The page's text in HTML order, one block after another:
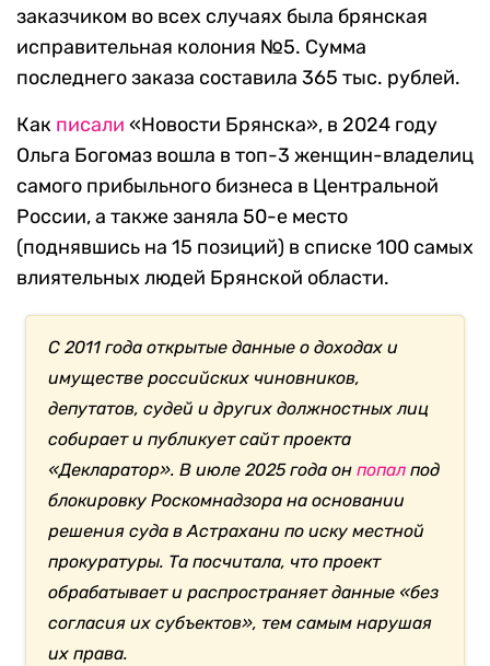
заказчиком во всех случаях была брянская
исправительная колония №5. Сумма
последнего заказа составила 365 тыс. рублей.
Как писали «Новости Брянска», в 2024 году
Ольга Богомаз вошла в топ-3 женщин-владелиц
самого прибыльного бизнеса в Центральной
России, а также заняла 50-е место
(поднявшись на 15 позиций) в списке 100 самых
влиятельных людей Брянской области.
С 2011 года открытые данные о доходах и
имуществе российских чиновников,
депутатов, судей и других должностных лиц
собирает и публикует сайт проекта
«Декларатор». В июле 2025 года онпопал под
блокировку Роскомнадзора на основании
решения суда в Астрахани по иску местной
прокуратуры. Та посчитала, что проект
обрабатывает и распространяет данные «без
согласия их субъектов», тем самым нарушая
их права.